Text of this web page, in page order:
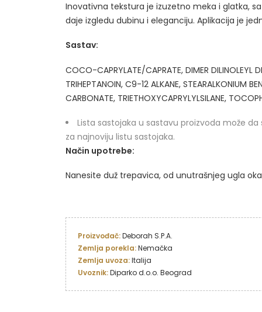
Inovativna tekstura je izuzetno meka i glatka,
daje izgledu dubinu i eleganciju. Aplikacija je
Sastav:
COCO-CAPRYLATE/CAPRATE, DIMER DILINOLEYL
TRIHEPTANOIN, C9-12 ALKANE, STEARALKONIUM
CARBONATE, TRIETHOXYCAPRYLYLSILANE,
Lista sastojaka u sastavu proizvoda može
za najnoviju listu sastojaka.
Način upotrebe:
Nanesite duž trepavica, od unutrašnjeg ugla
Proizvođač:
Zemlja porekla:
Zemlja uvoza:
Uvoznik: Diparko d.o.o. Beograd